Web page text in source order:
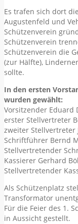
Es trafen sich dort
Augustenfeld und
Schützenverein
Schützenverein
Schützenverein die
(zur Hälfte),
sollte.
In den ersten
wurden gewählt:
Vorsitzender Eduard
erster Stellvertreter
zweiter Stellvertreter
Schriftführer Bernd
Stellvertretender
Kassierer Gerhard
Stellvertretender
Als Schützenplatz
Transformator
Für die Feier des 1.
in Aussicht gestellt.